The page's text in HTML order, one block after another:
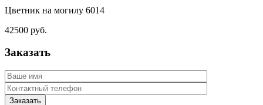
Цветник на могилу 6014
42500 руб.
Заказать